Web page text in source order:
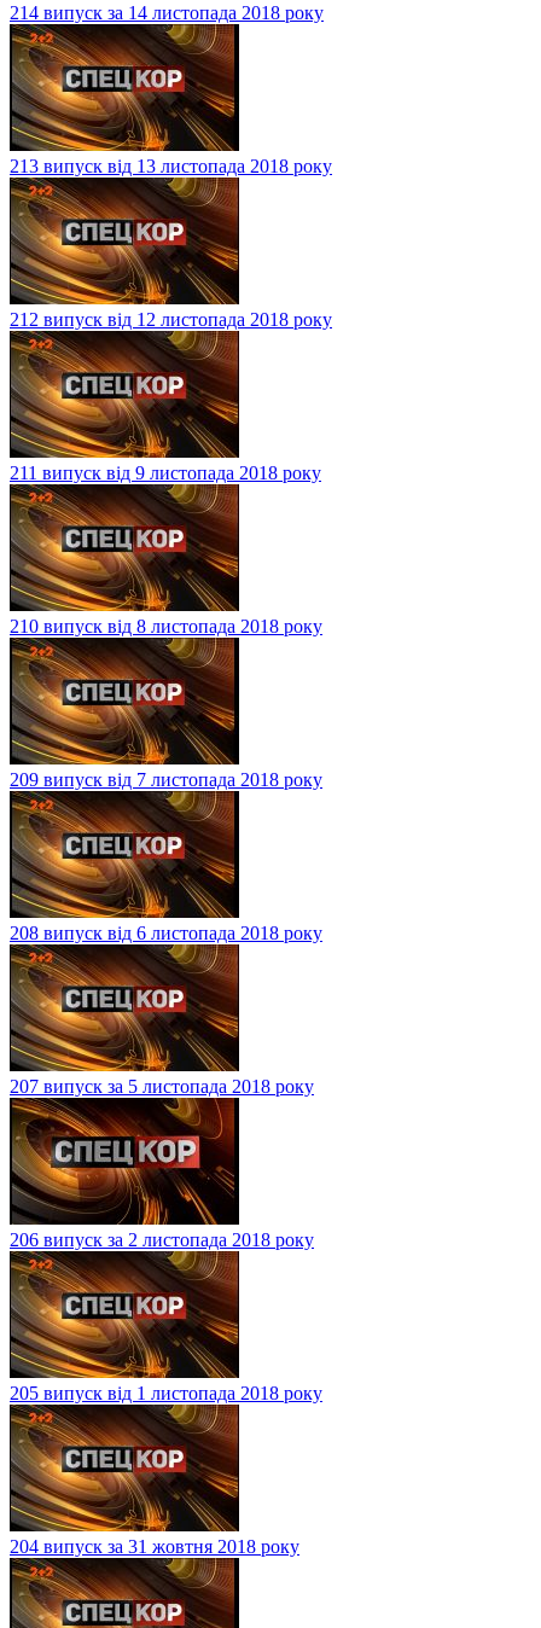
214 випуск за 14 листопада 2018 року
213 випуск від 13 листопада 2018 року
212 випуск від 12 листопада 2018 року
211 випуск від 9 листопада 2018 року
210 випуск від 8 листопада 2018 року
209 випуск від 7 листопада 2018 року
208 випуск від 6 листопада 2018 року
207 випуск за 5 листопада 2018 року
206 випуск за 2 листопада 2018 року
205 випуск від 1 листопада 2018 року
204 випуск за 31 жовтня 2018 року